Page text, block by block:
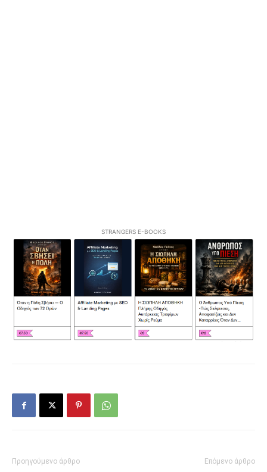
STRANGERS E-BOOKS
Προηγούμενο άρθρο Επόμενο άρθρο